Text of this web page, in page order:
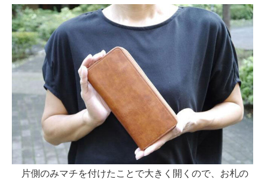
片側のみマチを付けたことで大きく開くので、お札の